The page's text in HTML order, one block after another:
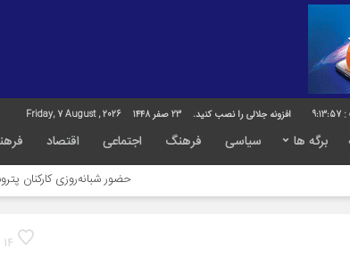
9:13:57 افزونه جلالی را نصب کنید. 23 صفر 1448
برگه ها سیاسی فرهنگ اجتماعی اقتصاد
حضور شبانه‌روزی کارکنان پتروشیمی
14